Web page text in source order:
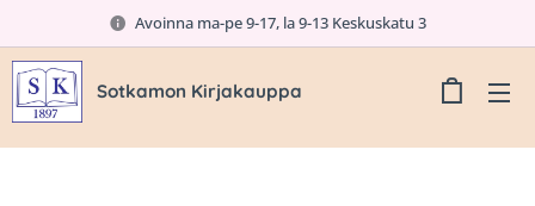
Avoinna ma-pe 9-17, la 9-13 Keskuskatu 3
Sotkamon Kirjakauppa